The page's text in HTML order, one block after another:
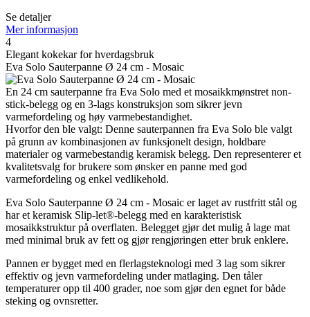
Se detaljer
Mer informasjon
4
Elegant kokekar for hverdagsbruk
Eva Solo Sauterpanne Ø 24 cm - Mosaic
En 24 cm sauterpanne fra Eva Solo med et mosaikkmønstret non-
stick-belegg og en 3-lags konstruksjon som sikrer jevn
varmefordeling og høy varmebestandighet.
Hvorfor den ble valgt: Denne sauterpannen fra Eva Solo ble valgt
på grunn av kombinasjonen av funksjonelt design, holdbare
materialer og varmebestandig keramisk belegg. Den representerer et
kvalitetsvalg for brukere som ønsker en panne med god
varmefordeling og enkel vedlikehold.
Eva Solo Sauterpanne Ø 24 cm - Mosaic er laget av rustfritt stål og
har et keramisk Slip-let®-belegg med en karakteristisk
mosaikkstruktur på overflaten. Belegget gjør det mulig å lage mat
med minimal bruk av fett og gjør rengjøringen etter bruk enklere.
Pannen er bygget med en flerlagsteknologi med 3 lag som sikrer
effektiv og jevn varmefordeling under matlaging. Den tåler
temperaturer opp til 400 grader, noe som gjør den egnet for både
steking og ovnsretter.